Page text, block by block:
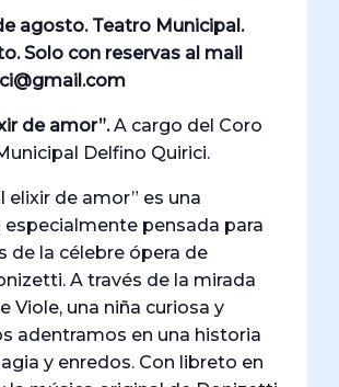
agosto. Teatro Municipal.
Solo con reservas al mail
de amor”.A cargo del Coro
Delfino Quirici.
elixir de amor” es una
pensada para
de la célebre ópera de
A través de la mirada
Viole, una niña curiosa y
adentramos en una historia
y enredos. Con libreto en